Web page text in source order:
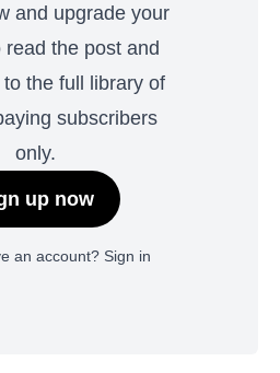
and upgrade your
read the post and
the full library of
subscribers
only.
up now
an account? Sign in